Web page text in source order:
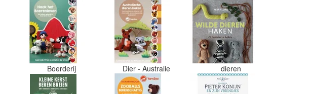
Boerderij Dier - Australie dieren